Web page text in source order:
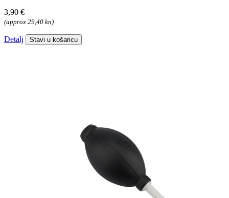
3,90 €
(approx 29,40 kn)
Detalj Stavi u košaricu